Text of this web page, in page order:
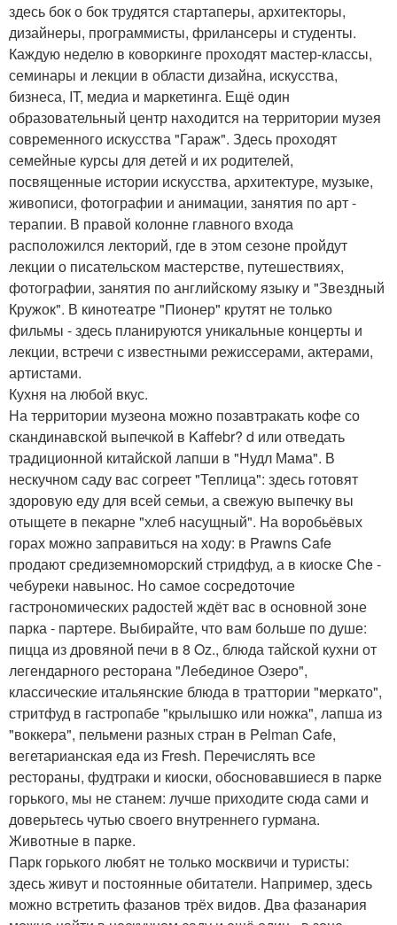
здесь бок о бок трудятся стартаперы, архитекторы,
дизайнеры, программисты, фрилансеры и студенты.
Каждую неделю в коворкинге проходят мастер-классы,
семинары и лекции в области дизайна, искусства,
бизнеса, IT, медиа и маркетинга. Ещё один
образовательный центр находится на территории музея
современного искусства "Гараж". Здесь проходят
семейные курсы для детей и их родителей,
посвященные истории искусства, архитектуре, музыке,
живописи, фотографии и анимации, занятия по арт -
терапии. В правой колонне главного входа
расположился лекторий, где в этом сезоне пройдут
лекции о писательском мастерстве, путешествиях,
фотографии, занятия по английскому языку и "Звездный
Кружок". В кинотеатре "Пионер" крутят не только
фильмы - здесь планируются уникальные концерты и
лекции, встречи с известными режиссерами, актерами,
артистами.
Кухня на любой вкус.
На территории музеона можно позавтракать кофе со
скандинавской выпечкой в Kaffebr? d или отведать
традиционной китайской лапши в "Нудл Мама". В
нескучном саду вас согреет "Теплица": здесь готовят
здоровую еду для всей семьи, а свежую выпечку вы
отыщете в пекарне "хлеб насущный". На воробьёвых
горах можно заправиться на ходу: в Prawns Cafe
продают средиземноморский стридфуд, а в киоске Che -
чебуреки навынос. Но самое сосредоточие
гастрономических радостей ждёт вас в основной зоне
парка - партере. Выбирайте, что вам больше по душе:
пицца из дровяной печи в 8 Oz., блюда тайской кухни от
легендарного ресторана "Лебединое Озеро",
классические итальянские блюда в траттории "меркато",
стритфуд в гастропабе "крылышко или ножка", лапша из
"воккера", пельмени разных стран в Pelman Cafe,
вегетарианская еда из Fresh. Перечислять все
рестораны, фудтраки и киоски, обосновавшиеся в парке
горького, мы не станем: лучше приходите сюда сами и
доверьтесь чутью своего внутреннего гурмана.
Животные в парке.
Парк горького любят не только москвичи и туристы:
здесь живут и постоянные обитатели. Например, здесь
можно встретить фазанов трёх видов. Два фазанария